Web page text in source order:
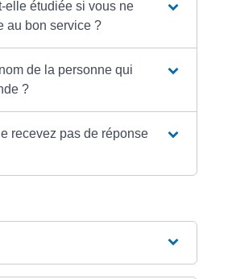
elle étudiée si vous ne
au bon service ?
de la personne qui
?
recevez pas de réponse